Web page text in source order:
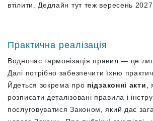
втілити. Дедлайн тут теж вересень 2027.
Практична реалізація
Водночас гармонізація правил — це
Далі потрібно забезпечити їхню
Йдеться зокрема про підзаконні акти
розписати деталізовані правила і
послуговуватися Законом, який дає